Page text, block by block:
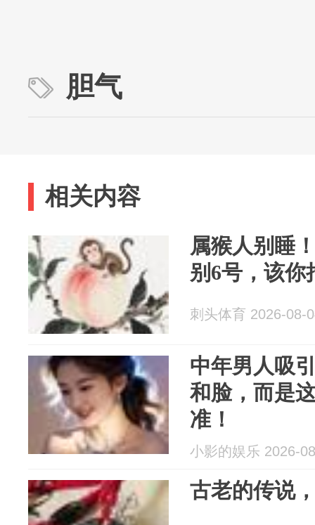
胆气
相关内容
属猴人别睡
别6号，该你
刺头体育 2026-08-
中年男人吸
和脸，而是
准！
小影的娱乐 2026-
古老的传说